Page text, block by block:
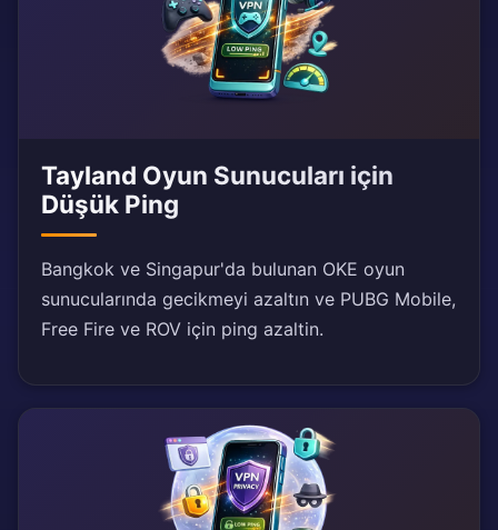
Tayland Oyun Sunucuları için
Düşük Ping
Bangkok ve Singapur'da bulunan OKE oyun
sunucularında gecikmeyi azaltın ve PUBG Mobile,
Free Fire ve ROV için ping azaltin.